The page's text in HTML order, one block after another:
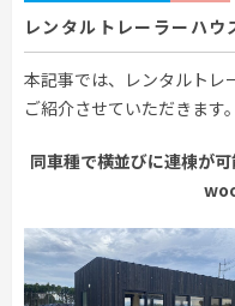
Business
屋外イベント事業
Outdoor event business
Indoor event business
トレーラーハウス事業
工事用テント・テント倉
Construction tent / tent
営業所一覧
Office
News
ブログ
Blog
のご案内
レンタルシステムのご案内
Guidance
会社案内
Company
検索する
レンタルトレーラーハ
本記事では、レンタルトレ
ご紹介させていただきます。
同車種で横並びに連棟が